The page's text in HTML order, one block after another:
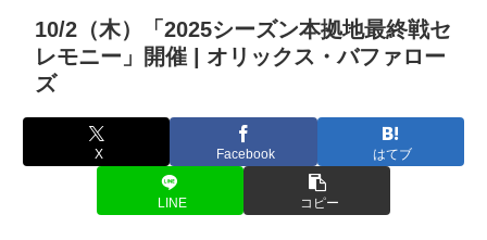
10/2（木）「2025シーズン本拠地最終戦セ
レモニー」開催 | オリックス・バファロー
ズ
X Facebook はてブ
LINE コピー